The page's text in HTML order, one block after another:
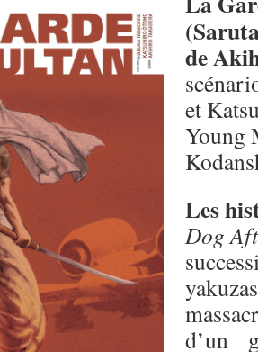
de
et
Young
Les
Dog
d’un